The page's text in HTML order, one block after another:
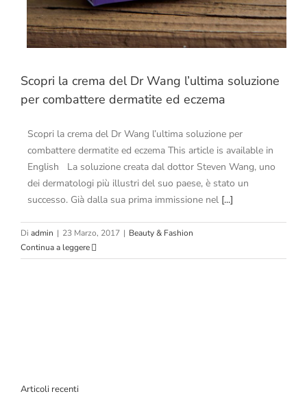
Scopri la crema del Dr Wang l’ultima soluzione
per combattere dermatite ed eczema
Scopri la crema del Dr Wang l’ultima soluzione per
combattere dermatite ed eczema This article is available in
English La soluzione creata dal dottor Steven Wang, uno
dei dermatologi più illustri del suo paese, è stato un
successo. Già dalla sua prima immissione nel [...]
Di admin | 23 Marzo, 2017 | Beauty & Fashion
Continua a leggere
Articoli recenti